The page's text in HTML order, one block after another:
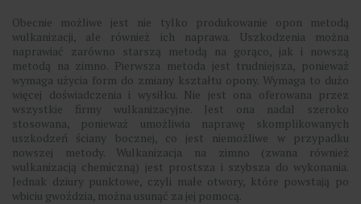
Obecnie możliwe jest nie tylko produkowanie opon metodą
wulkanizacji, ale również ich naprawa. Uszkodzenia można
naprawiać zarówno starszą metodą na gorąco, jak i nowszą
metodą na zimno. Pierwsza metoda jest trudniejsza, ponieważ
wymaga użycia form do zmiany kształtu opony. Wymaga to dużo
więcej doświadczenia i wysiłku. Nie jest ona oferowana przez
wszystkie firmy wulkanizacyjne. Jest ona nadal szeroko
stosowana, ponieważ umożliwia naprawę skomplikowanych
uszkodzeń ściany bocznej, co jest niemożliwe w przypadku
nowszej metody. Wulkanizacja na zimno (zwana również
wulkanizacją chemiczną) jest prostsza i szybsza do wykonania.
Jednak dziury punktowe, czyli małe otwory, które powstają po
wbiciu gwoździa, można usunąć za jej pomocą.